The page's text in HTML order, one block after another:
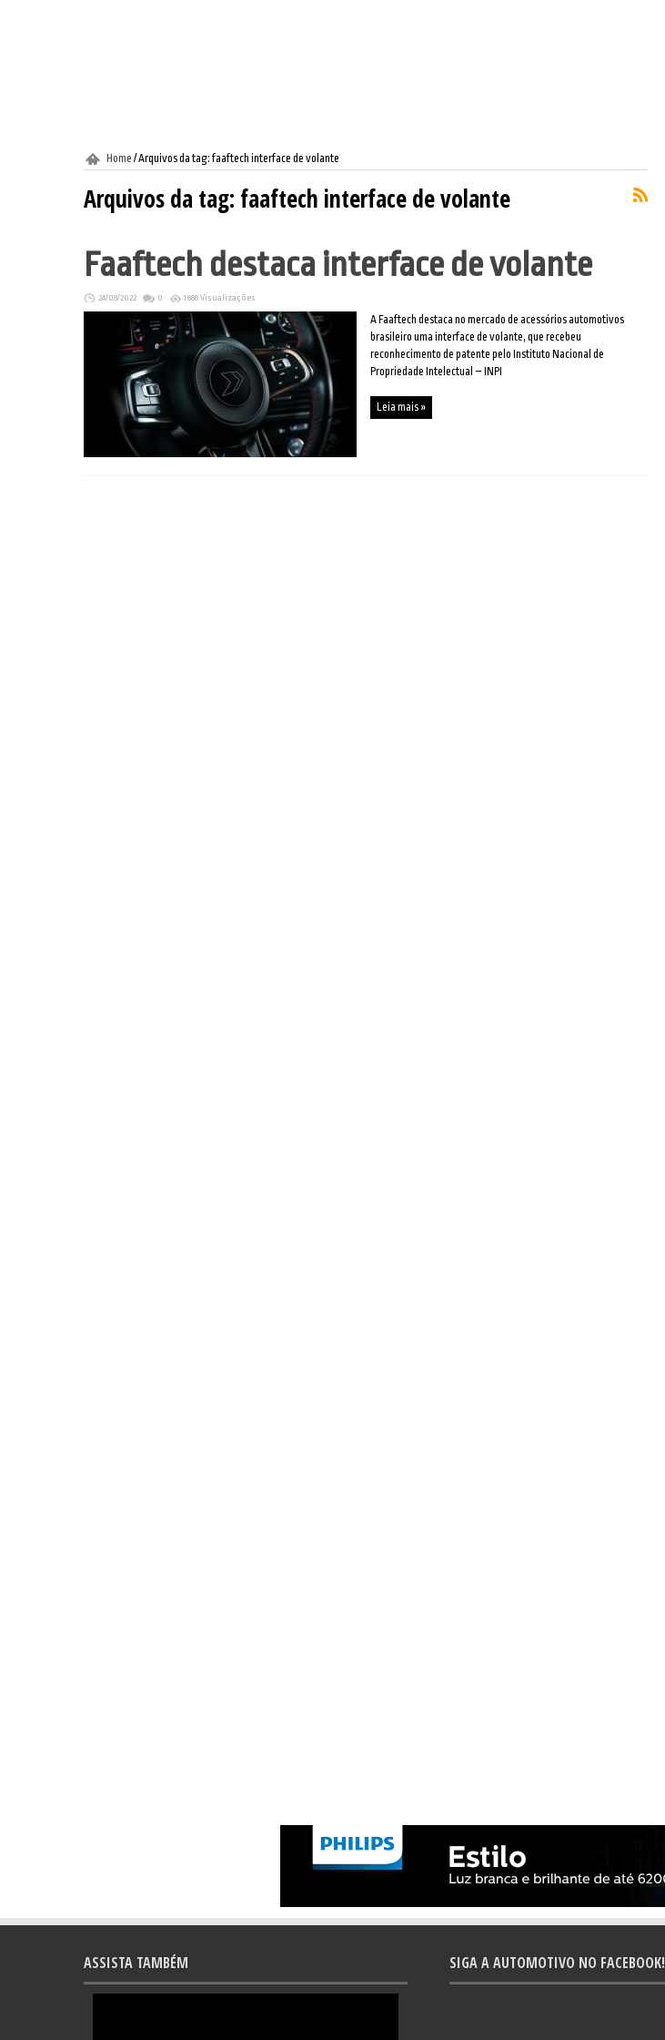
Home /Arquivos da tag: faaftech interface de volante
Arquivos da tag: faaftech interface de volante
Faaftech destaca interface de volante
24/08/2022 0 1688 Visualizações
A Faaftech destaca no mercado de acessórios automotivos
brasileiro uma interface de volante, que recebeu
reconhecimento de patente pelo Instituto Nacional de
Propriedade Intelectual – INPI
Leia mais »
ASSISTA TAMBÉM SIGA A AUTOMOTIVO NO FACEBOOK!